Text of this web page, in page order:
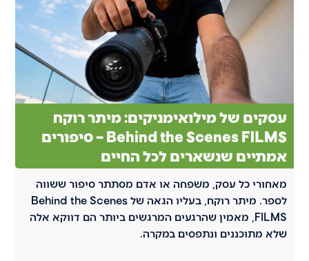
עסקים של מילואימניקים: מיתר רוקח
Behind the Scenes FILMS – סיפורים
אמתיים שנשארים לכל החיים
מאחורי כל עסק, משפחה או אדם מסתתר סיפור ששווה
לספר. מיתר רוקח, בעליו הגאה של Behind the Scenes
FILMS, מאמין שהרגעים המרגשים ביותר הם דווקא אלה
שלא מתוכננים ונתפסים במקרה.